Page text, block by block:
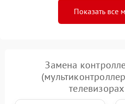
Показать все
Замена